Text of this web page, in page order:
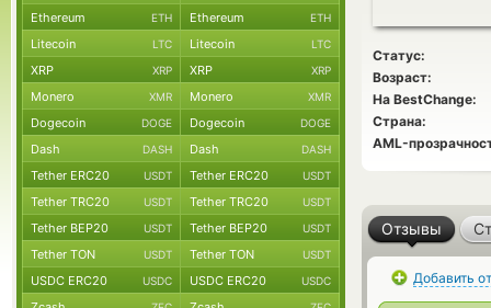
Статус:
Возраст:
На BestChange:
Страна:
AML-
Отзывы
Добавить
Ethereum ETH Ethereum ETH
Litecoin LTC Litecoin LTC
XRP XRP XRP XRP
Monero XMR Monero XMR
Dogecoin DOGE Dogecoin DOGE
Dash DASH Dash DASH
Tether ERC20 USDT Tether ERC20 USDT
Tether TRC20 USDT Tether TRC20 USDT
Tether BEP20 USDT Tether BEP20 USDT
Tether TON USDT Tether TON USDT
USDC ERC20 USDC USDC ERC20 USDC